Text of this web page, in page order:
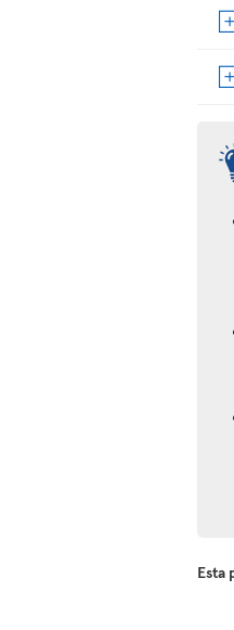
Esta